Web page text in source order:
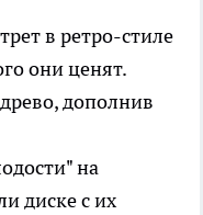
в ретро-стиле
они ценят.
дополнив
на
диске с их